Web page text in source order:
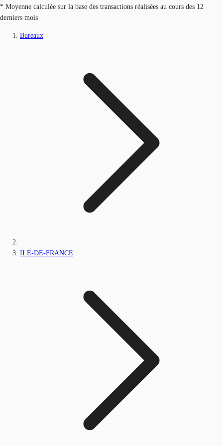
* Moyenne calculée sur la base des transactions réalisées au cours des 12
derniers mois
Bureaux
ILE-DE-FRANCE